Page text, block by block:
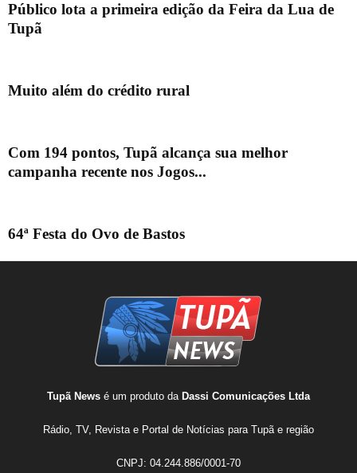
Público lota a primeira edição da Feira da Lua de
Tupã
Muito além do crédito rural
Com 194 pontos, Tupã alcança sua melhor
campanha recente nos Jogos...
64ª Festa do Ovo de Bastos
Tupã News é um produto da Dassi Comunicações Ltda
Rádio, TV, Revista e Portal de Notícias para Tupã e região
CNPJ: 04.244.886/0001-70